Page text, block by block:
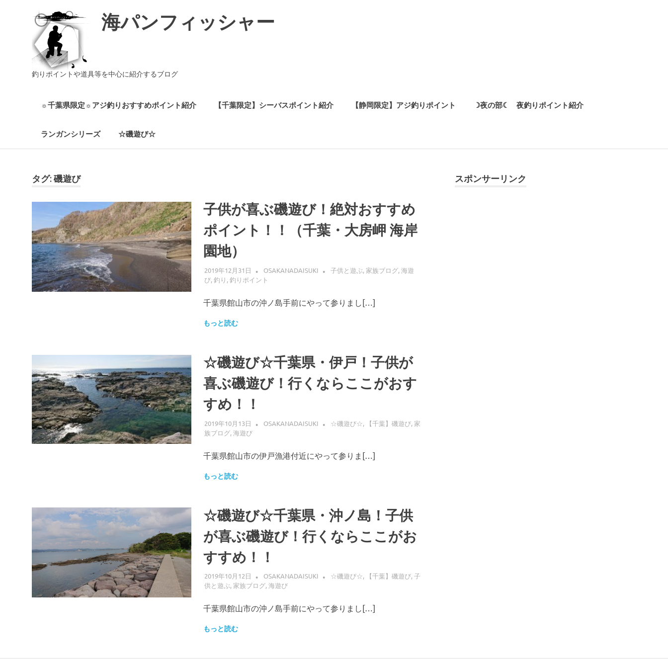
海パンフィッシャー
釣りポイントや道具等を中心に紹介するブログ
☼千葉県限定☼アジ釣りおすすめポイント紹介 【千葉限定】シーバスポイント紹介 【静岡限定】アジ釣りポイント ☽夜の部☾ 夜釣りポイント紹介
ランガンシリーズ ☆磯遊び☆
タグ:磯遊び
子供が喜ぶ磯遊び！絶対おすすめ
ポイント！！（千葉・大房岬 海岸
園地）
2019年12月31日 OSAKANADAISUKI 子供と遊ぶ,家族ブログ,海遊
び,釣り ,釣りポイント
千葉県館山市の沖ノ島手前にやって参りまし[…]
もっと読む
☆磯遊び☆千葉県・伊戸！子供が
喜ぶ磯遊び！行くならここがおす
すめ！！
2019年10月13日 OSAKANADAISUKI ☆磯遊び☆, 【千葉】磯遊び,家
族ブログ,海遊び
千葉県館山市の伊戸漁港付近にやって参りま[…]
もっと読む
☆磯遊び☆千葉県・沖ノ島！子供
が喜ぶ磯遊び！行くならここがお
すすめ！！
2019年10月12日 OSAKANADAISUKI ☆磯遊び☆, 【千葉】磯遊び,子
供と遊ぶ,家族ブログ,海遊び
千葉県館山市の沖ノ島手前にやって参りまし[…]
もっと読む
スポンサーリンク